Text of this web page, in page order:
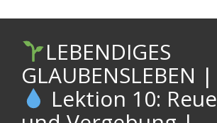
LEBENDIGES
GLAUBENSLEBEN |
Lektion 10: Reue